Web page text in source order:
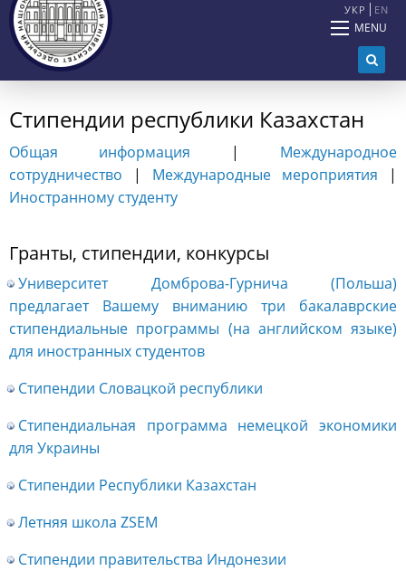
УКР EN
MENU
Стипендии республики Казахстан
Общая информация | Международное
сотрудничество | Международные мероприятия |
Иностранному студенту
Гранты, стипендии, конкурсы
Университет Домброва-Гурнича (Польша)
предлагает Вашему вниманию три бакалаврские
стипендиальные программы (на английском языке)
для иностранных студентов
Стипендии Словацкой республики
Стипендиальная программа немецкой экономики
для Украины
Стипендии Республики Казахстан
Летняя школа ZSEM
Стипендии правительства Индонезии